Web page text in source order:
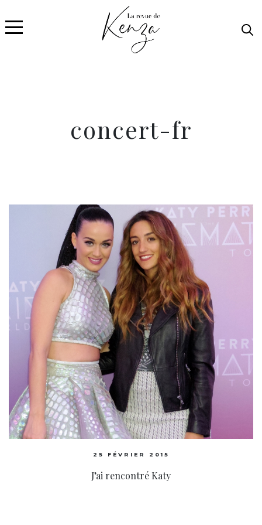
concert-fr
25 FÉVRIER 2015
J’ai rencontré Katy